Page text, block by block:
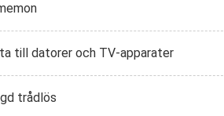
till datorer och TV-apparater
trådlös